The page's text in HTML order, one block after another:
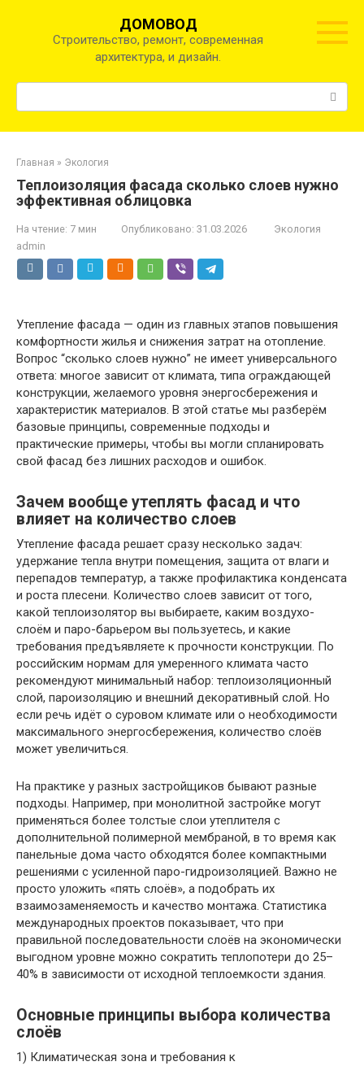
ДОМОВОД
Строительство, ремонт, современная
архитектура, и дизайн.
Главная » Экология
Теплоизоляция фасада сколько слоев нужно
эффективная облицовка
На чтение: 7 мин Опубликовано: 31.03.2026
Экология
admin
Утепление фасада — один из главных этапов повышения
комфортности жилья и снижения затрат на отопление.
Вопрос “сколько слоев нужно” не имеет универсального
ответа: многое зависит от климата, типа ограждающей
конструкции, желаемого уровня энергосбережения и
характеристик материалов. В этой статье мы разберём
базовые принципы, современные подходы и
практические примеры, чтобы вы могли спланировать
свой фасад без лишних расходов и ошибок.
Зачем вообще утеплять фасад и что
влияет на количество слоев
Утепление фасада решает сразу несколько задач:
удержание тепла внутри помещения, защита от влаги и
перепадов температур, а также профилактика конденсата
и роста плесени. Количество слоев зависит от того,
какой теплоизолятор вы выбираете, каким воздухо-
слоём и паро-барьером вы пользуетесь, и какие
требования предъявляете к прочности конструкции. По
российским нормам для умеренного климата часто
рекомендуют минимальный набор: теплоизоляционный
слой, пароизоляцию и внешний декоративный слой. Но
если речь идёт о суровом климате или о необходимости
максимального энергосбережения, количество слоёв
может увеличиться.
На практике у разных застройщиков бывают разные
подходы. Например, при монолитной застройке могут
применяться более толстые слои утеплителя с
дополнительной полимерной мембраной, в то время как
панельные дома часто обходятся более компактными
решениями с усиленной паро-гидроизоляцией. Важно не
просто уложить «пять слоёв», а подобрать их
взаимозаменяемость и качество монтажа. Статистика
международных проектов показывает, что при
правильной последовательности слоёв на экономически
выгодном уровне можно сократить теплопотери до 25–
40% в зависимости от исходной теплоемкости здания.
Основные принципы выбора количества
слоёв
1) Климатическая зона и требования к